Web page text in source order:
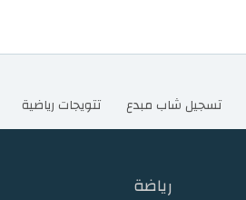
تسجيل شاب مبدع تتويجات رياضية
رياضة